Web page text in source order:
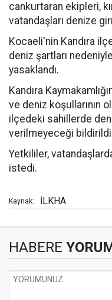
cankurtaran ekipleri,
vatandaşları denize
Kocaeli'nin Kandıra
deniz şartları
yasaklandı.
Kandıra
ve deniz koşullarının
ilçedeki sahillerde
verilmeyeceği
Yetkililer,
istedi.
Kaynak: İLKHA
HABERE